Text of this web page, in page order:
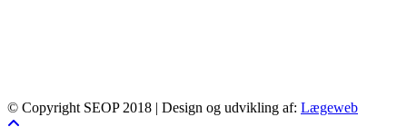
© Copyright SEOP 2018 | Design og udvikling af: Lægeweb